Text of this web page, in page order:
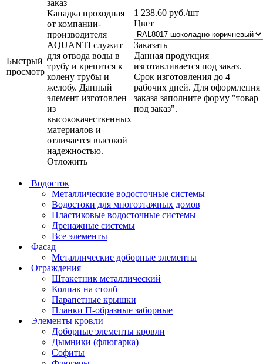
Быстрый
просмотр
заказ
Канадка проходная
от компании-
производителя
AQUANTI служит
для отвода воды в
трубу и крепится к
колену трубы и
желобу. Данный
элемент изготовлен
из
высококачественных
материалов и
отличается высокой
надежностью.
Отложить
1 238.60 руб./шт
Цвет
Заказать
Данная продукция
изготавливается под заказ.
Срок изготовления до 4
рабочих дней. Для оформления
заказа заполните форму "товар
под заказ".
Водосток
Металлические водосточные системы
Водостоки для многоэтажных домов
Пластиковые водосточные системы
Дренажные системы
Все элементы
Фасад
Металлические доборные элементы
Ограждения
Штакетник металлический
Колпак на столб
Парапетные крышки
Планки П-образные заборные
Элементы кровли
Доборные элементы кровли
Дымники (флюгарка)
Софиты